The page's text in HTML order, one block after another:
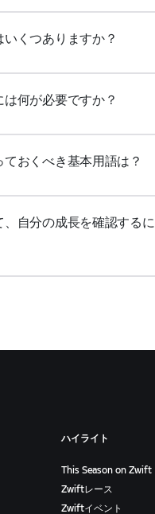
レースに参加できます
獲得標高などの情報をチ
間のシリーズ戦は毎月
ださい。公平なレースの
楽しめます。
はこちらから、Zwiftレ
くつありますか？
よる新しいランキング
リーがあります。これら
の範囲によって定義され
何が必要ですか？
るには、バイク、トレ
れば十分です。
めします。
室内を涼しく快適に！
ガーノック、脱水症状
おくべき基本用語は？
他のライダーに「いい
わりにも使える便利な
/フィニッシュ、スプリ
アイテムはランダムで
団を形成するため、メ
など、目的はいろいろ。
走者を風よけにして走る
入って走れば空気抵抗
、自分の成長を確認する
ングプロフィールでは
ールは
ハイライト
This Season on Zwift
Zwiftレース
Zwiftイベント